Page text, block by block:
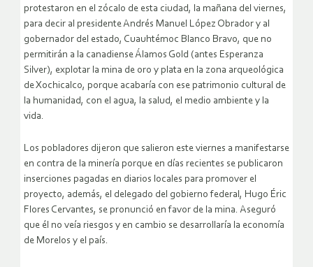
protestaron en el zócalo de esta ciudad, la mañana del viernes,
para decir al presidente Andrés Manuel López Obrador y al
gobernador del estado, Cuauhtémoc Blanco Bravo, que no
permitirán a la canadiense Álamos Gold (antes Esperanza
Silver), explotar la mina de oro y plata en la zona arqueológica
de Xochicalco, porque acabaría con ese patrimonio cultural de
la humanidad, con el agua, la salud, el medio ambiente y la
vida.
Los pobladores dijeron que salieron este viernes a manifestarse
en contra de la minería porque en días recientes se publicaron
inserciones pagadas en diarios locales para promover el
proyecto, además, el delegado del gobierno federal, Hugo Éric
Flores Cervantes, se pronunció en favor de la mina. Aseguró
que él no veía riesgos y en cambio se desarrollaría la economía
de Morelos y el país.